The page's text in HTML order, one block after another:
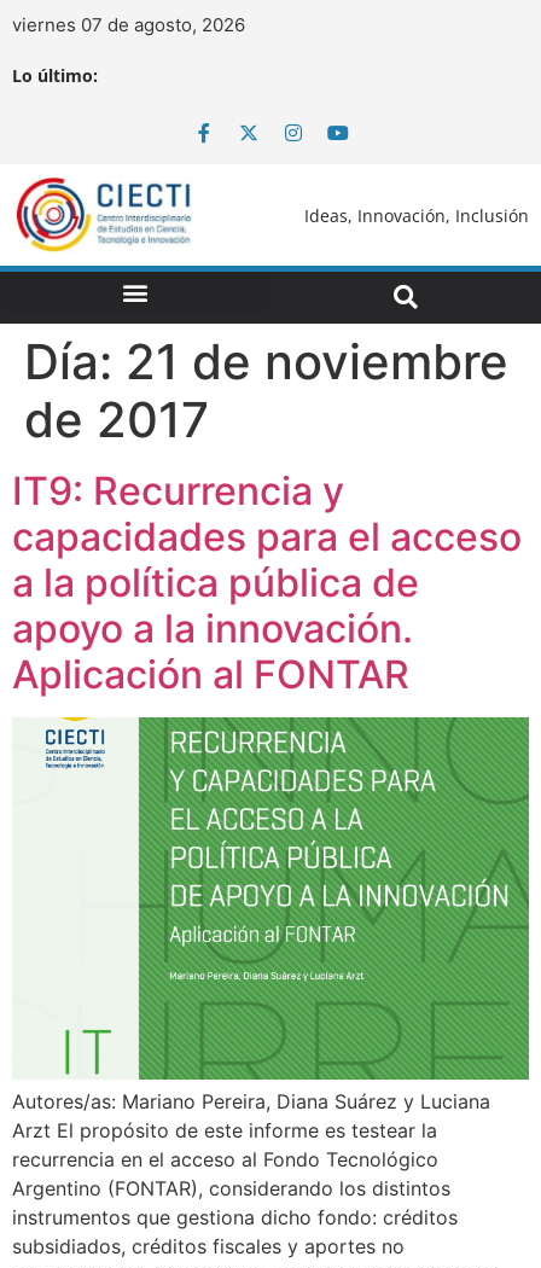
viernes 07 de agosto, 2026
Lo último:
Ideas, Innovación, Inclusión
Día: 21 de noviembre
de 2017
IT9: Recurrencia y
capacidades para el acceso
a la política pública de
apoyo a la innovación.
Aplicación al FONTAR
Autores/as: Mariano Pereira, Diana Suárez y Luciana
Arzt El propósito de este informe es testear la
recurrencia en el acceso al Fondo Tecnológico
Argentino (FONTAR), considerando los distintos
instrumentos que gestiona dicho fondo: créditos
subsidiados, créditos fiscales y aportes no